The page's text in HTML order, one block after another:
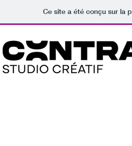
Ce site a été conçu sur la